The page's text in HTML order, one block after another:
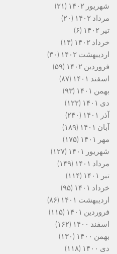
شهریور ۱۴۰۲
(۲۱)
مرداد ۱۴۰۲
(۲۰)
تیر ۱۴۰۲
(۶)
خرداد ۱۴۰۲
(۱۴)
اردیبهشت ۱۴۰۲
(۳۰)
فروردین ۱۴۰۲
(۵۹)
اسفند ۱۴۰۱
(۸۷)
بهمن ۱۴۰۱
(۹۳)
دی ۱۴۰۱
(۱۲۲)
آذر ۱۴۰۱
(۲۴۰)
آبان ۱۴۰۱
(۱۸۹)
مهر ۱۴۰۱
(۱۷۵)
شهریور ۱۴۰۱
(۱۲۷)
مرداد ۱۴۰۱
(۱۴۹)
تیر ۱۴۰۱
(۱۱۴)
خرداد ۱۴۰۱
(۹۵)
اردیبهشت ۱۴۰۱
(۸۶)
فروردین ۱۴۰۱
(۱۱۵)
اسفند ۱۴۰۰
(۱۶۲)
بهمن ۱۴۰۰
(۱۳۰)
دی ۱۴۰۰
(۱۱۸)